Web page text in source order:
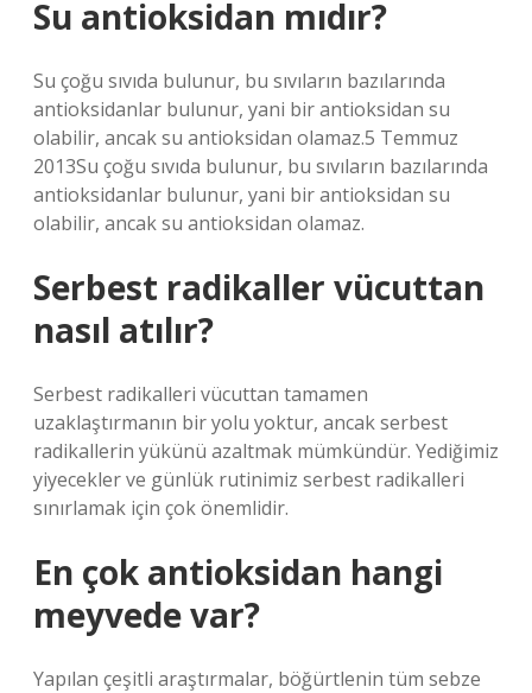
Su antioksidan mıdır?
Su çoğu sıvıda bulunur, bu sıvıların bazılarında
antioksidanlar bulunur, yani bir antioksidan su
olabilir, ancak su antioksidan olamaz.5 Temmuz
2013Su çoğu sıvıda bulunur, bu sıvıların bazılarında
antioksidanlar bulunur, yani bir antioksidan su
olabilir, ancak su antioksidan olamaz.
Serbest radikaller vücuttan
nasıl atılır?
Serbest radikalleri vücuttan tamamen
uzaklaştırmanın bir yolu yoktur, ancak serbest
radikallerin yükünü azaltmak mümkündür. Yediğimiz
yiyecekler ve günlük rutinimiz serbest radikalleri
sınırlamak için çok önemlidir.
En çok antioksidan hangi
meyvede var?
Yapılan çeşitli araştırmalar, böğürtlenin tüm sebze